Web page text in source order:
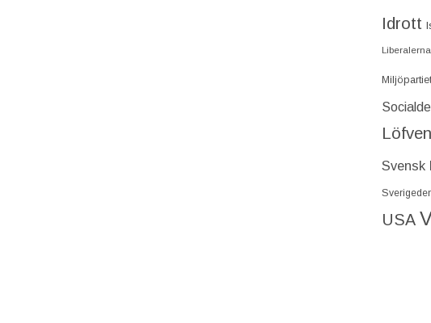
Idrott
Liberalerna
Miljöpartiet
Löfven
Svensk
USA